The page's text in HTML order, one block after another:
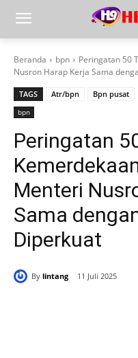
Beranda bpn
Peringatan 50
Nusron Harap Kerja Sama
TAGS Atr/bpn Bpn pusat
bpn
Peringatan
Menteri
Sama
Diperkuat
By lintang 11 Juli 2025